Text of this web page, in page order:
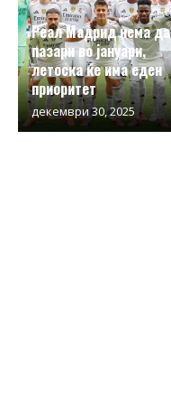
Реал Мадрид нема да
пазари во јануари,
летоска ќе има еден
приоритет
декември 30, 2025